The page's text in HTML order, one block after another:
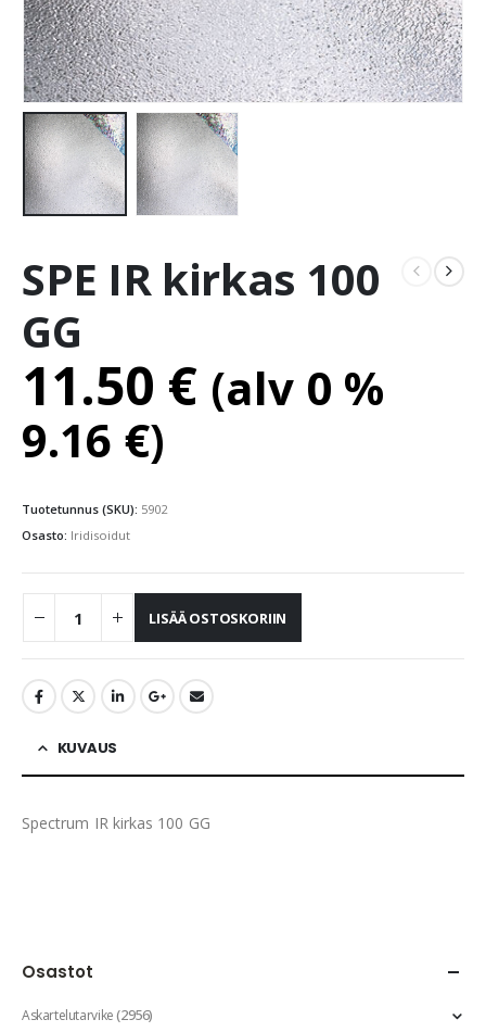
SPE IR kirkas 100
GG
11.50 € (alv 0 %
9.16 €)
Tuotetunnus (SKU): 5902
Osasto: Iridisoidut
LISÄÄ OSTOSKORIIN
KUVAUS
Spectrum IR kirkas 100 GG
Osastot
Askartelutarvike(2956)